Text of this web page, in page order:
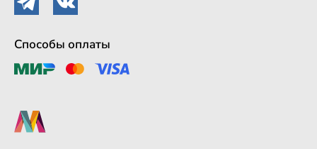
Способы оплаты